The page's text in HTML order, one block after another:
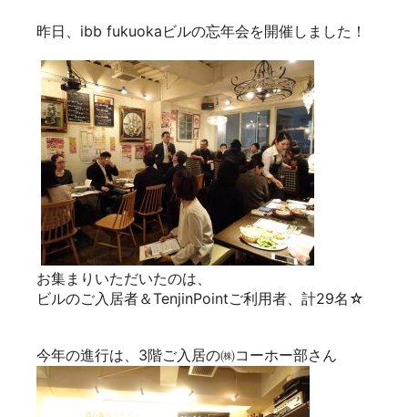
昨日、ibb fukuokaビルの忘年会を開催しました！
お集まりいただいたのは、
ビルのご入居者＆TenjinPointご利用者、計29名☆
今年の進行は、3階ご入居の㈱コーホー部さん